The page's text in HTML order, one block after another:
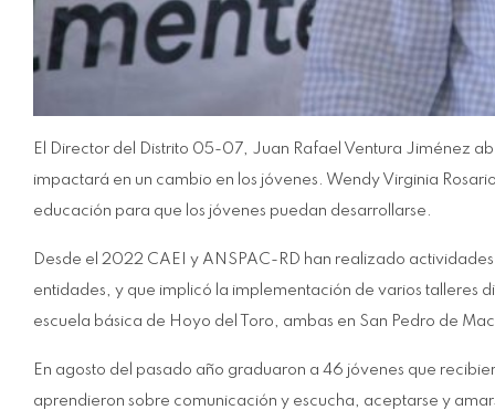
El Director del Distrito 05-07, Juan Rafael Ventura Jiménez
impactará en un cambio en los jóvenes. Wendy Virginia
educación para que los jóvenes puedan desarrollarse.
Desde el 2022 CAEI y ANSPAC-RD han realizado
entidades, y que implicó la implementación de varios talleres
escuela básica de Hoyo del Toro, ambas en San Pedro de
En agosto del pasado año graduaron a 46 jóvenes que
aprendieron sobre comunicación y escucha, aceptarse y